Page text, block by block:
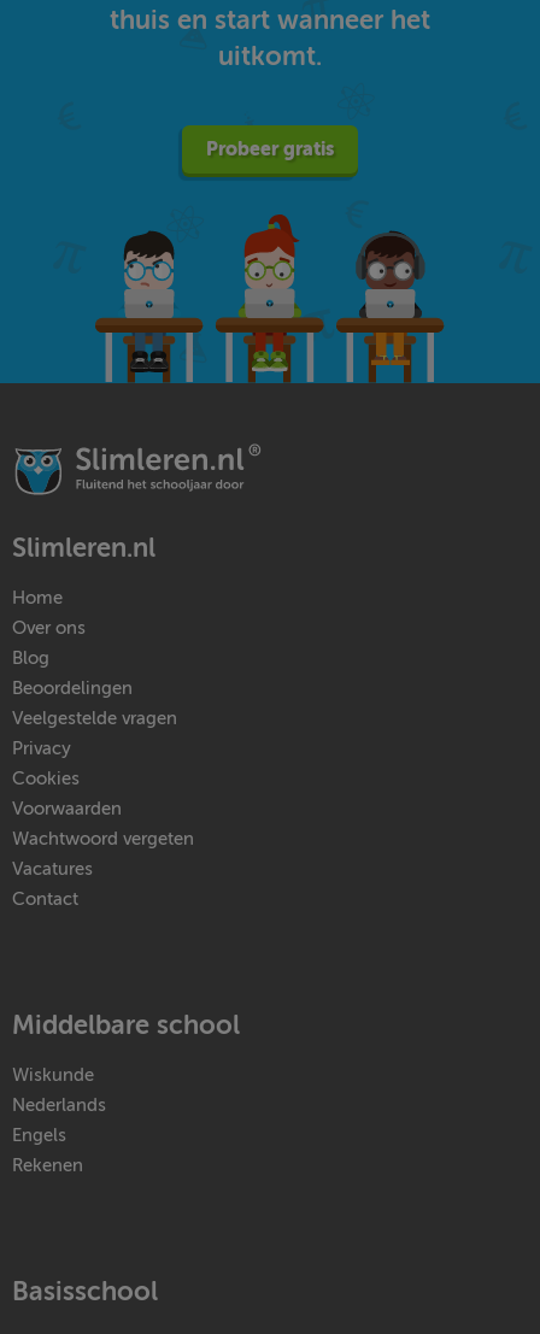
thuis en start wanneer het
uitkomt.
Probeer gratis
Slimleren.nl
Home
Over ons
Blog
Beoordelingen
Veelgestelde vragen
Privacy
Cookies
Voorwaarden
Wachtwoord vergeten
Vacatures
Contact
Middelbare school
Wiskunde
Nederlands
Engels
Rekenen
Basisschool